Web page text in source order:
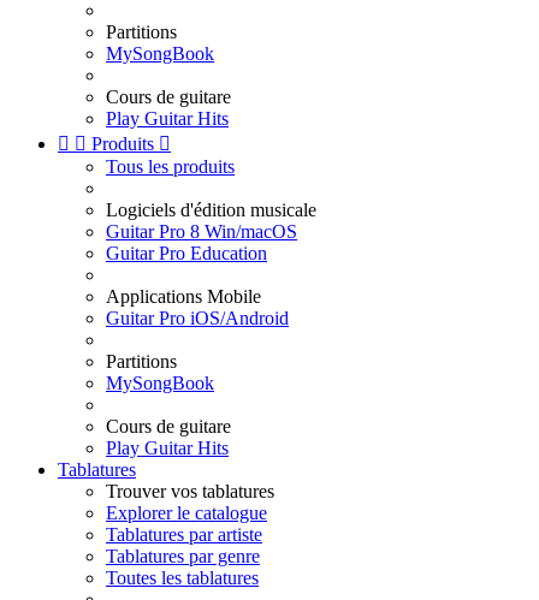
Partitions
MySongBook
Cours de guitare
Play Guitar Hits
  Produits 
Tous les produits
Logiciels d'édition musicale
Guitar Pro 8 Win/macOS
Guitar Pro Education
Applications Mobile
Guitar Pro iOS/Android
Partitions
MySongBook
Cours de guitare
Play Guitar Hits
Tablatures
Trouver vos tablatures
Explorer le catalogue
Tablatures par artiste
Tablatures par genre
Toutes les tablatures